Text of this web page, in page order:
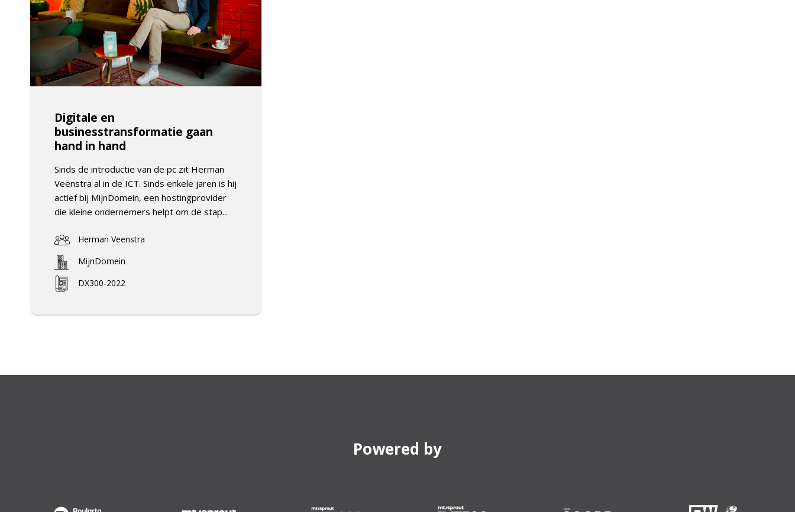
Digitale en
businesstransformatie gaan
hand in hand
Sinds de introductie van de pc zit Herman
Veenstra al in de ICT. Sinds enkele jaren is hij
actief bij MijnDomein, een hostingprovider
die kleine ondernemers helpt om de stap...
Herman Veenstra
MijnDomein
DX300-2022
Powered by